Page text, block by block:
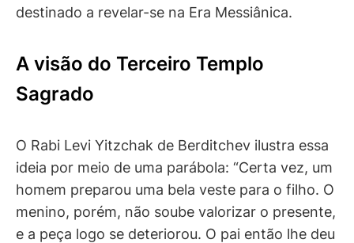
destinado a revelar-se na Era Messiânica.
A visão do Terceiro Templo
Sagrado
O Rabi Levi Yitzchak de Berditchev ilustra essa
ideia por meio de uma parábola: “Certa vez, um
homem preparou uma bela veste para o filho. O
menino, porém, não soube valorizar o presente,
e a peça logo se deteriorou. O pai então lhe deu